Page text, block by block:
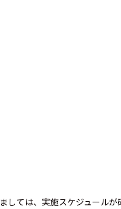
ては、実施スケジュール